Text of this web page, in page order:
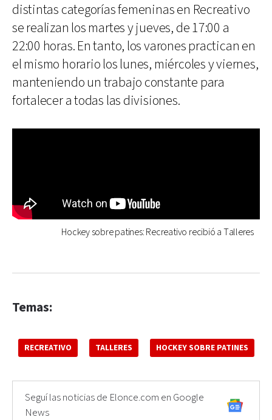
distintas categorías femeninas en Recreativo
se realizan los martes y jueves, de 17:00 a
22:00 horas. En tanto, los varones practican en
el mismo horario los lunes, miércoles y viernes,
manteniendo un trabajo constante para
fortalecer a todas las divisiones.
Hockey sobre patines: Recreativo recibió a Talleres
Temas:
RECREATIVO TALLERES HOCKEY SOBRE PATINES
Seguí las noticias de Elonce.com en Google
News